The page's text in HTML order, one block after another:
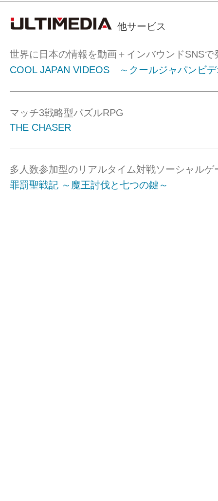
他サービス
世界に日本の情報を動画＋インバウンドSNSで
COOL JAPAN VIDEOS ～クールジャパンビ
マッチ3戦略型パズルRPG
THE CHASER
多人数参加型のリアルタイム対戦ソーシャルゲ
罪罰聖戦記 ～魔王討伐と七つの鍵～